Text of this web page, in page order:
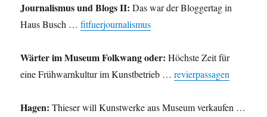
Journalismus und Blogs II: Das war der Bloggertag in
Haus Busch …fitfuerjournalismus
Wärter im Museum Folkwang oder: Höchste Zeit für
eine Frühwarnkultur im Kunstbetrieb …revierpassagen
Hagen: Thieser will Kunstwerke aus Museum verkaufen …